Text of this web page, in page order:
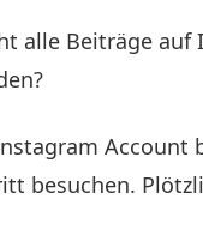
alle Beiträge
Account
besuchen.